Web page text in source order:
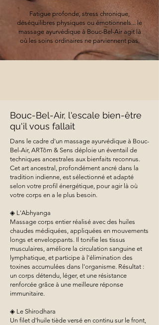
Fatigue profonde, stress chronique,
déséquilibres physiques ou émotionnels... le
massage ayurvédique à Bouc-Bel-Air agit là
où les soins ordinaires ne parviennent pas.
Bouc-Bel-Air, l'escale bien-être
qu'il vous fallait
Dans le cadre d'un massage ayurvédique à Bouc-
Bel-Air, ARTôm & Sens déploie un éventail de
techniques ancestrales aux bienfaits reconnus.
Cet art ancestral, profondément ancré dans la
tradition indienne, est sélectionné et adapté
selon votre profil énergétique, pour agir là où
votre corps en a le plus besoin.
◈ L'Abhyanga
Massage corps entier réalisé avec des huiles
chaudes médiquées, appliquées en mouvements
longs et enveloppants. Il tonifie les tissus
musculaires, améliore la circulation sanguine et
lymphatique, et participe à l'élimination des
toxines accumulées dans l'organisme. Résultat :
un corps détendu, léger, et une résistance
renforcée grâce à une meilleure réponse
immunitaire.
◈ Le Shirodhara
Un filet d'huile tiède versé en continu sur le front,